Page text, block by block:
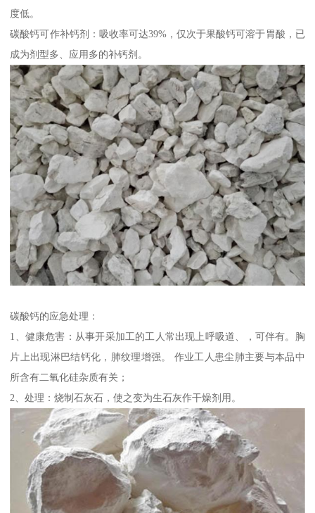
度低。
碳酸钙可作补钙剂：吸收率可达39%，仅次于果酸钙可溶于胃酸，已
成为剂型多、应用多的补钙剂。
碳酸钙的应急处理：
1、健康危害：从事开采加工的工人常出现上呼吸道、，可伴有。胸
片上出现淋巴结钙化，肺纹理增强。 作业工人患尘肺主要与本品中
所含有二氧化硅杂质有关；
2、处理：烧制石灰石，使之变为生石灰作干燥剂用。